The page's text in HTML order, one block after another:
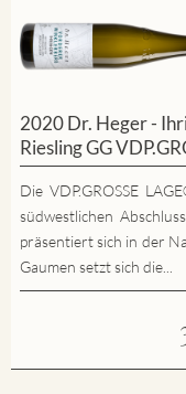
2020 Dr. Heger -
Riesling GG
Die VDP.GROSSE
südwestlichen
präsentiert sich in der
Gaumen setzt sich die...